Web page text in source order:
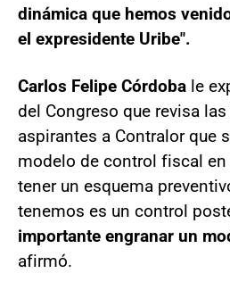
dinámica que hemos
el expresidente Uribe".
Carlos Felipe Córdoba le
del Congreso que revisa
aspirantes a Contralor que
modelo de control fiscal en
tener un esquema
tenemos es un control
importante engranar un
afirmó.